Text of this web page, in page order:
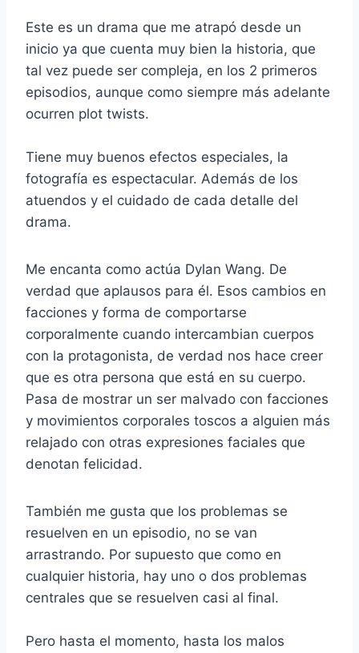
Este es un drama que me atrapó desde un
inicio ya que cuenta muy bien la historia, que
tal vez puede ser compleja, en los 2 primeros
episodios, aunque como siempre más adelante
ocurren plot twists.
Tiene muy buenos efectos especiales, la
fotografía es espectacular. Además de los
atuendos y el cuidado de cada detalle del
drama.
Me encanta como actúa Dylan Wang. De
verdad que aplausos para él. Esos cambios en
facciones y forma de comportarse
corporalmente cuando intercambian cuerpos
con la protagonista, de verdad nos hace creer
que es otra persona que está en su cuerpo.
Pasa de mostrar un ser malvado con facciones
y movimientos corporales toscos a alguien más
relajado con otras expresiones faciales que
denotan felicidad.
También me gusta que los problemas se
resuelven en un episodio, no se van
arrastrando. Por supuesto que como en
cualquier historia, hay uno o dos problemas
centrales que se resuelven casi al final.
Pero hasta el momento, hasta los malos